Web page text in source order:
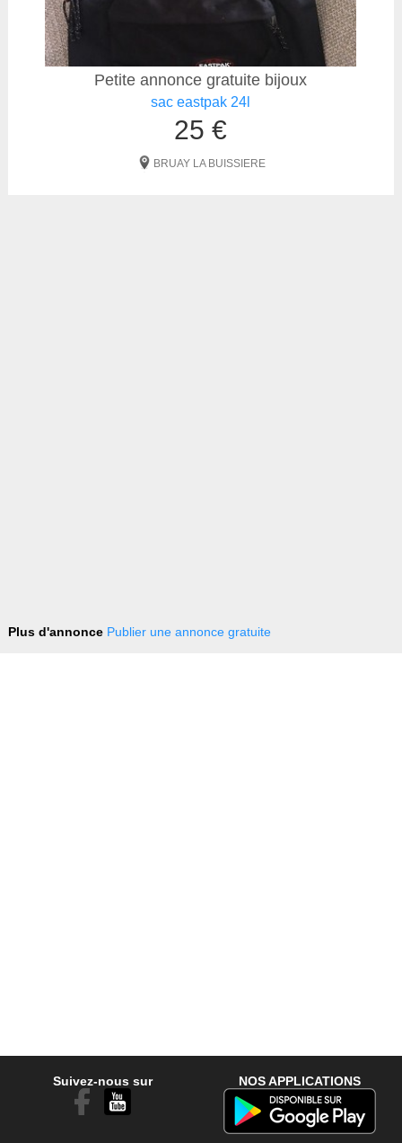
Petite annonce gratuite bijoux
sac eastpak 24l
25 €
BRUAY LA BUISSIERE
Plus d'annonce Publier une annonce gratuite
Suivez-nous sur NOS APPLICATIONS